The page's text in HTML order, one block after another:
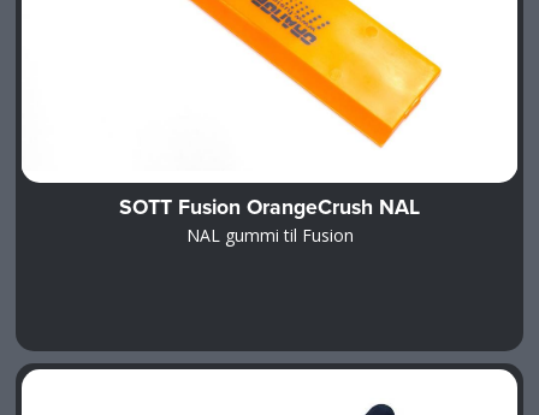
SOTT Fusion OrangeCrush NAL
NAL gummi til Fusion